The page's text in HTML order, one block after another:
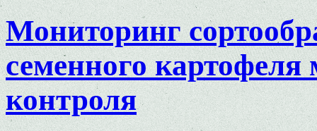
Мониторинг
семенного картофеля
контроля